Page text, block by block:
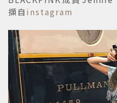
擷自 instagram